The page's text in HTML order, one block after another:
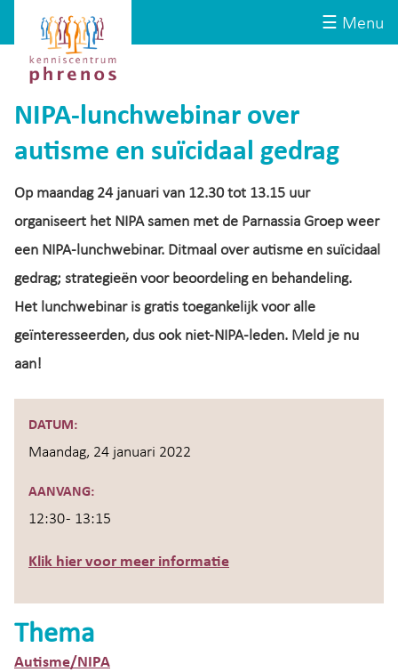
☰ Menu
Kenniscentrum
Phrenos
website
NIPA-lunchwebinar over
autisme en suïcidaal gedrag
Op maandag 24 januari van 12.30 tot 13.15 uur
organiseert het NIPA samen met de Parnassia Groep weer
een NIPA-lunchwebinar. Ditmaal over autisme en suïcidaal
gedrag; strategieën voor beoordeling en behandeling.
Het lunchwebinar is gratis toegankelijk voor alle
geïnteresseerden, dus ook niet-NIPA-leden. Meld je nu
aan!
DATUM:
Maandag, 24 januari 2022
AANVANG:
12:30 - 13:15
Klik hier voor meer informatie
Thema
Autisme/NIPA